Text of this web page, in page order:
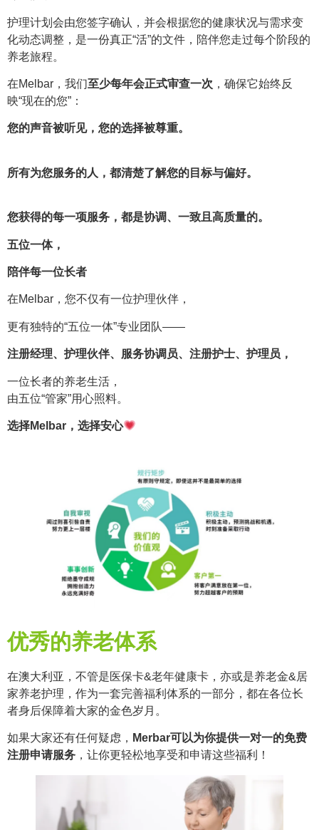
护理计划会由您签字确认，并会根据您的健康状况与需求变
化动态调整，是一份真正“活”的文件，陪伴您走过每个阶段的
养老旅程。
在Melbar，我们至少每年会正式审查一次 ，确保它始终反
映“现在的您”：
您的声音被听见，您的选择被尊重。
所有为您服务的人，都清楚了解您的目标与偏好。
您获得的每一项服务，都是协调、一致且高质量的。
五位一体，
陪伴每一位长者
在Melbar，您不仅有一位护理伙伴，
更有独特的“五位一体”专业团队——
注册经理、护理伙伴、服务协调员、注册护士、护理员，
一位长者的养老生活，
由五位“管家”用心照料。
选择Melbar，选择安心
优秀的养老体系
在澳大利亚，不管是医保卡&老年健康卡，亦或是养老金&居
家养老护理，作为一套完善福利体系的一部分，都在各位长
者身后保障着大家的金色岁月。
如果大家还有任何疑虑， Merbar可以为你提供一对一的免费
注册申请服务 ，让你更轻松地享受和申请这些福利！